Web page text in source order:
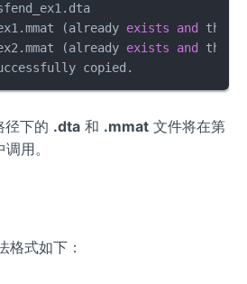
(already
exists and
the
(already
exists and
the
copied.
径下的 .dta 和 .mmat 文件将在第
用。
格式如下：